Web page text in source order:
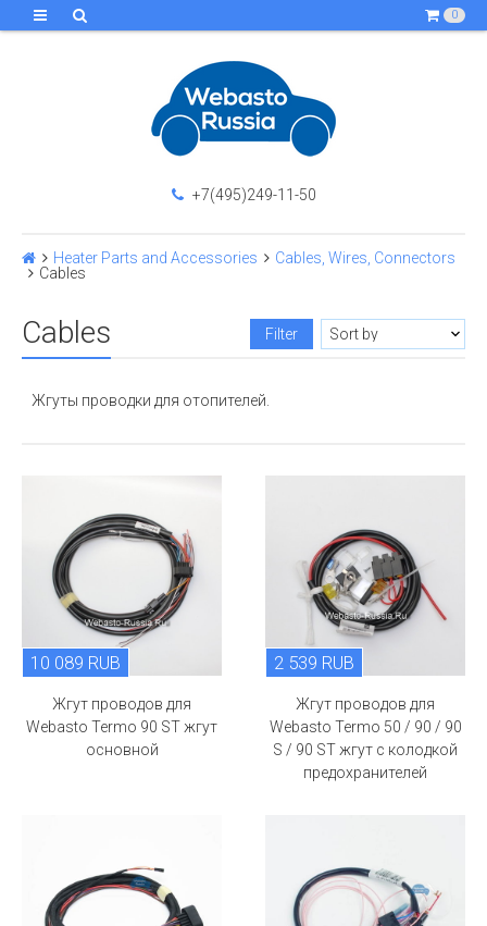
0
+7(495)249-11-50
Heater Parts and Accessories
Cables, Wires, Connectors
Cables
Cables Filter
Жгуты проводки для отопителей.
10 089 RUB
Жгут проводов для
Webasto Termo 90 ST жгут
основной
2 539 RUB
Жгут проводов для
Webasto Termo 50 / 90 / 90
S / 90 ST жгут с колодкой
предохранителей